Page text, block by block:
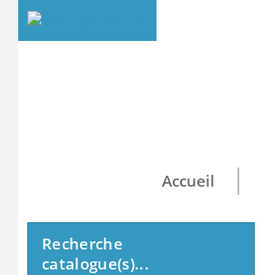
Accueil
Recherche
catalogue(s)...